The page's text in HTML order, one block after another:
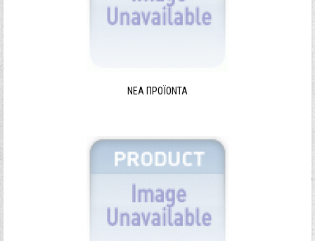
ΝΈΑ ΠΡΟΪΌΝΤΑ